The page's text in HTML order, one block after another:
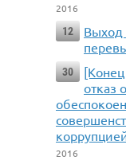
2016
12
Выход
30
отказ
2016